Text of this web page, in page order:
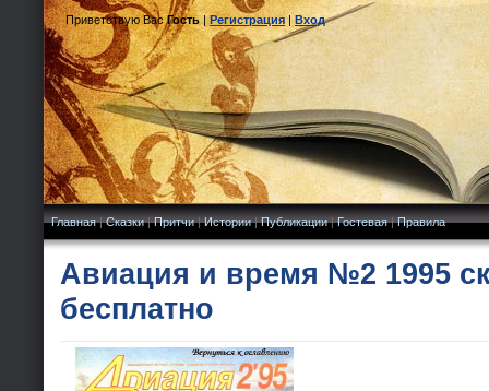
Приветствую Вас Гость|Регистрация|Вход
Главная|Сказки|Притчи|Истории|Публикации|Гостевая|Правила
Авиация и время №2 1995
бесплатно